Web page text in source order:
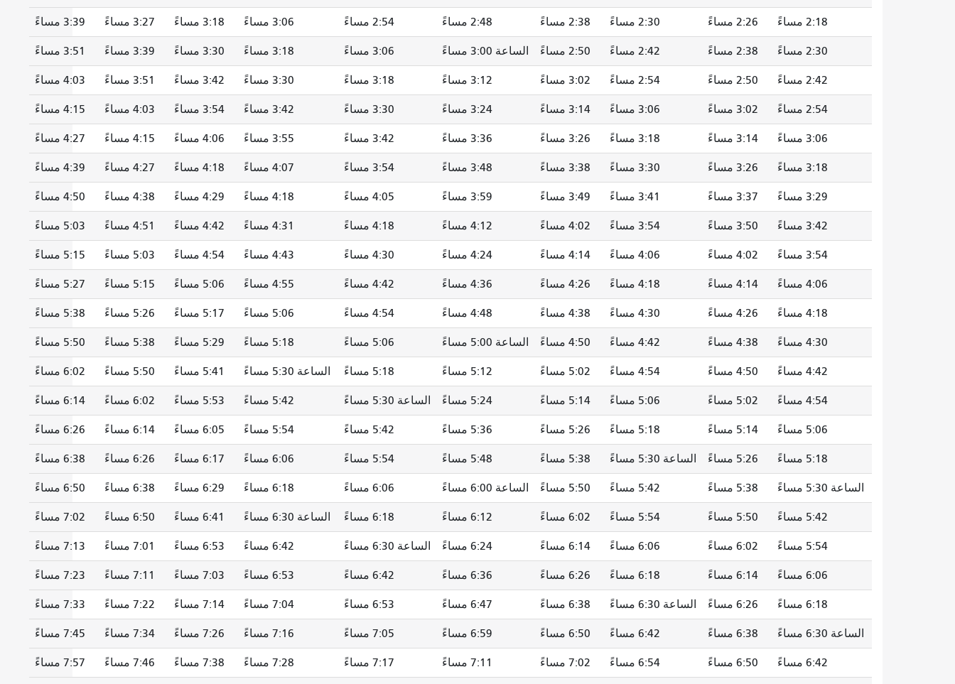
2:18 مساءً 2:26 مساءً 2:30 مساءً 2:38 مساءً 2:48 مساءً 2:54 مساءً 3:06 مساءً 3:18 مساءً 3:27 مساءً 3:39 مساءً
2:30 مساءً 2:38 مساءً 2:42 مساءً 2:50 مساءً الساعة 3:00 مساءً 3:06 مساءً 3:18 مساءً 3:30 مساءً 3:39 مساءً 3:51 مساءً
2:42 مساءً 2:50 مساءً 2:54 مساءً 3:02 مساءً 3:12 مساءً 3:18 مساءً 3:30 مساءً 3:42 مساءً 3:51 مساءً 4:03 مساءً
2:54 مساءً 3:02 مساءً 3:06 مساءً 3:14 مساءً 3:24 مساءً 3:30 مساءً 3:42 مساءً 3:54 مساءً 4:03 مساءً 4:15 مساءً
3:06 مساءً 3:14 مساءً 3:18 مساءً 3:26 مساءً 3:36 مساءً 3:42 مساءً 3:55 مساءً 4:06 مساءً 4:15 مساءً 4:27 مساءً
3:18 مساءً 3:26 مساءً 3:30 مساءً 3:38 مساءً 3:48 مساءً 3:54 مساءً 4:07 مساءً 4:18 مساءً 4:27 مساءً 4:39 مساءً
3:29 مساءً 3:37 مساءً 3:41 مساءً 3:49 مساءً 3:59 مساءً 4:05 مساءً 4:18 مساءً 4:29 مساءً 4:38 مساءً 4:50 مساءً
3:42 مساءً 3:50 مساءً 3:54 مساءً 4:02 مساءً 4:12 مساءً 4:18 مساءً 4:31 مساءً 4:42 مساءً 4:51 مساءً 5:03 مساءً
3:54 مساءً 4:02 مساءً 4:06 مساءً 4:14 مساءً 4:24 مساءً 4:30 مساءً 4:43 مساءً 4:54 مساءً 5:03 مساءً 5:15 مساءً
4:06 مساءً 4:14 مساءً 4:18 مساءً 4:26 مساءً 4:36 مساءً 4:42 مساءً 4:55 مساءً 5:06 مساءً 5:15 مساءً 5:27 مساءً
4:18 مساءً 4:26 مساءً 4:30 مساءً 4:38 مساءً 4:48 مساءً 4:54 مساءً 5:06 مساءً 5:17 مساءً 5:26 مساءً 5:38 مساءً
4:30 مساءً 4:38 مساءً 4:42 مساءً 4:50 مساءً الساعة 5:00 مساءً 5:06 مساءً 5:18 مساءً 5:29 مساءً 5:38 مساءً 5:50 مساءً
4:42 مساءً 4:50 مساءً 4:54 مساءً 5:02 مساءً 5:12 مساءً 5:18 مساءً الساعة 5:30 مساءً 5:41 مساءً 5:50 مساءً 6:02 مساءً
4:54 مساءً 5:02 مساءً 5:06 مساءً 5:14 مساءً 5:24 مساءً الساعة 5:30 مساءً 5:42 مساءً 5:53 مساءً 6:02 مساءً 6:14 مساءً
5:06 مساءً 5:14 مساءً 5:18 مساءً 5:26 مساءً 5:36 مساءً 5:42 مساءً 5:54 مساءً 6:05 مساءً 6:14 مساءً 6:26 مساءً
5:18 مساءً 5:26 مساءً الساعة 5:30 مساءً 5:38 مساءً 5:48 مساءً 5:54 مساءً 6:06 مساءً 6:17 مساءً 6:26 مساءً 6:38 مساءً
الساعة 5:30 مساءً 5:38 مساءً 5:42 مساءً 5:50 مساءً الساعة 6:00 مساءً 6:06 مساءً 6:18 مساءً 6:29 مساءً 6:38 مساءً 6:50 مساءً
5:42 مساءً 5:50 مساءً 5:54 مساءً 6:02 مساءً 6:12 مساءً 6:18 مساءً الساعة 6:30 مساءً 6:41 مساءً 6:50 مساءً 7:02 مساءً
5:54 مساءً 6:02 مساءً 6:06 مساءً 6:14 مساءً 6:24 مساءً الساعة 6:30 مساءً 6:42 مساءً 6:53 مساءً 7:01 مساءً 7:13 مساءً
6:06 مساءً 6:14 مساءً 6:18 مساءً 6:26 مساءً 6:36 مساءً 6:42 مساءً 6:53 مساءً 7:03 مساءً 7:11 مساءً 7:23 مساءً
6:18 مساءً 6:26 مساءً الساعة 6:30 مساءً 6:38 مساءً 6:47 مساءً 6:53 مساءً 7:04 مساءً 7:14 مساءً 7:22 مساءً 7:33 مساءً
الساعة 6:30 مساءً 6:38 مساءً 6:42 مساءً 6:50 مساءً 6:59 مساءً 7:05 مساءً 7:16 مساءً 7:26 مساءً 7:34 مساءً 7:45 مساءً
6:42 مساءً 6:50 مساءً 6:54 مساءً 7:02 مساءً 7:11 مساءً 7:17 مساءً 7:28 مساءً 7:38 مساءً 7:46 مساءً 7:57 مساءً